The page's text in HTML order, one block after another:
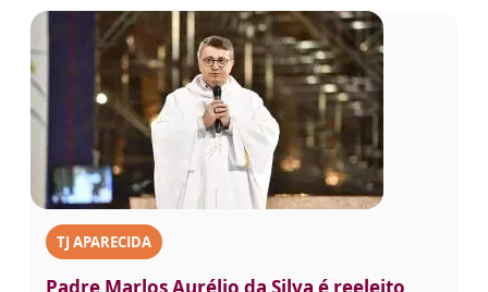
TJ APARECIDA
Padre Marlos Aurélio da Silva é reeleito